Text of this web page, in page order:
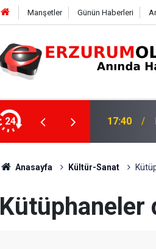
Manşetler Günün Haberleri
24 17:37
Anasayfa Kültür-Sanat
Kütüphaneler